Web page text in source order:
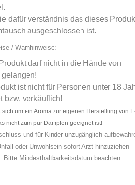
dafür verständnis das dieses
ausgeschlossen ist.
/ Warnhinweise:
darf nicht in die Hände von
gelangen!
ist nicht für Personen unter 18
bzw. verkäuflich!
sich um ein Aroma zur eigenen Herstellung von
nicht zum pur Dampfen geeignet ist!
und für Kinder unzugänglich
oder Unwohlsein sofort Arzt hinzuziehen
Bitte Mindesthaltbarkeitsdatum beachten.